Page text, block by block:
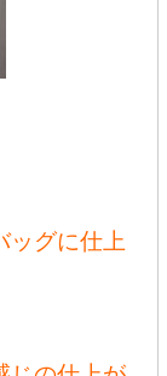
ッグに仕上